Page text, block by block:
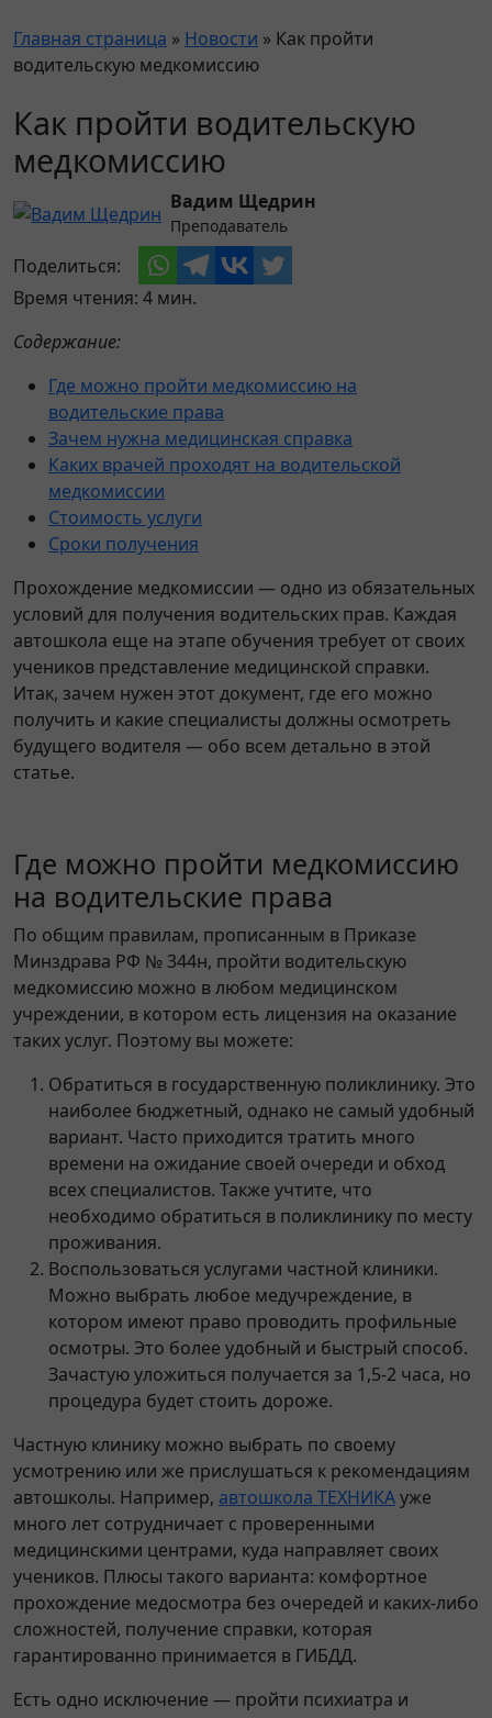
Главная страница » Новости » Как пройти
водительскую медкомиссию
Как пройти водительскую
медкомиссию
Вадим Щедрин
Преподаватель
Поделиться:
Время чтения: 4 мин.
Содержание:
Где можно пройти медкомиссию на
водительские права
Зачем нужна медицинская справка
Каких врачей проходят на водительской
медкомиссии
Стоимость услуги
Сроки получения
Прохождение медкомиссии — одно из обязательных
условий для получения водительских прав. Каждая
автошкола еще на этапе обучения требует от своих
учеников представление медицинской справки.
Итак, зачем нужен этот документ, где его можно
получить и какие специалисты должны осмотреть
будущего водителя — обо всем детально в этой
статье.
Где можно пройти медкомиссию
на водительские права
По общим правилам, прописанным в Приказе
Минздрава РФ № 344н, пройти водительскую
медкомиссию можно в любом медицинском
учреждении, в котором есть лицензия на оказание
таких услуг. Поэтому вы можете:
Обратиться в государственную поликлинику. Это
наиболее бюджетный, однако не самый удобный
вариант. Часто приходится тратить много
времени на ожидание своей очереди и обход
всех специалистов. Также учтите, что
необходимо обратиться в поликлинику по месту
проживания.
Воспользоваться услугами частной клиники.
Можно выбрать любое медучреждение, в
котором имеют право проводить профильные
осмотры. Это более удобный и быстрый способ.
Зачастую уложиться получается за 1,5-2 часа, но
процедура будет стоить дороже.
Частную клинику можно выбрать по своему
усмотрению или же прислушаться к рекомендациям
автошколы. Например, автошкола ТЕХНИКАуже
много лет сотрудничает с проверенными
медицинскими центрами, куда направляет своих
учеников. Плюсы такого варианта: комфортное
прохождение медосмотра без очередей и каких-либо
сложностей, получение справки, которая
гарантированно принимается в ГИБДД.
Есть одно исключение — пройти психиатра и